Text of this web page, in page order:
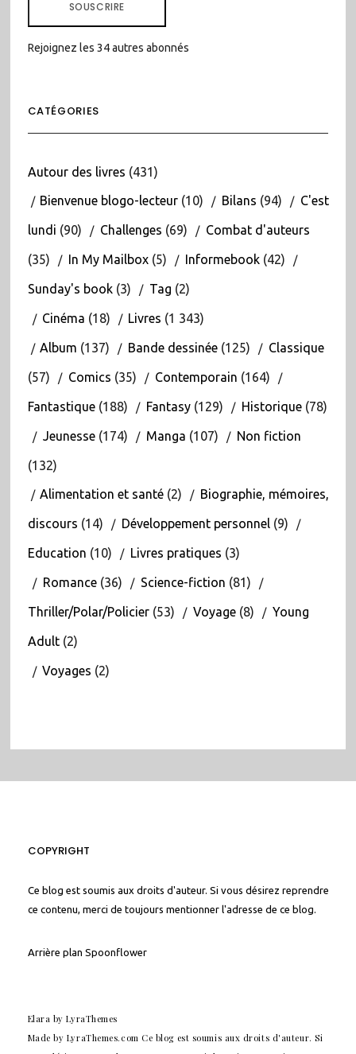
SOUSCRIRE
Rejoignez les 34 autres abonnés
CATÉGORIES
Autour des livres (431)
Bienvenue blogo-lecteur(10) Bilans (94) C'est
lundi (90) Challenges (69) Combat d'auteurs
(35) In My Mailbox(5) Informebook(42)
Sunday's book(3) Tag (2)
Cinéma (18) Livres (1 343)
Album (137) Bande dessinée(125) Classique
(57) Comics (35) Contemporain (164)
Fantastique(188) Fantasy(129) Historique(78)
Jeunesse(174) Manga (107) Non fiction
(132)
Alimentation et santé(2) Biographie, mémoires,
discours (14) Développement personnel(9)
Education (10) Livres pratiques (3)
Romance(36) Science-fiction (81)
Thriller/Polar/Policier(53) Voyage(8) Young
Adult(2)
Voyages (2)
COPYRIGHT
Ce blog est soumis aux droits d'auteur. Si vous désirez reprendre
ce contenu, merci de toujours mentionner l'adresse de ce blog.
Arrière plan Spoonflower
Elara by LyraThemes
Made by LyraThemes.com Ce blog est soumis aux droits d'auteur. Si